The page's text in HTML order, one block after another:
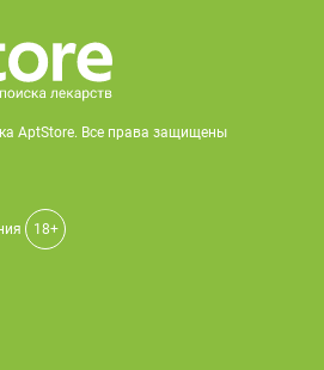
AptStore. Все права защищены
18+